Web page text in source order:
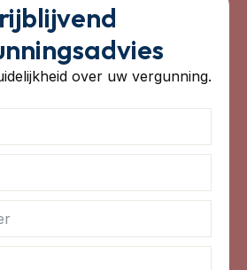
over uw vergunning.